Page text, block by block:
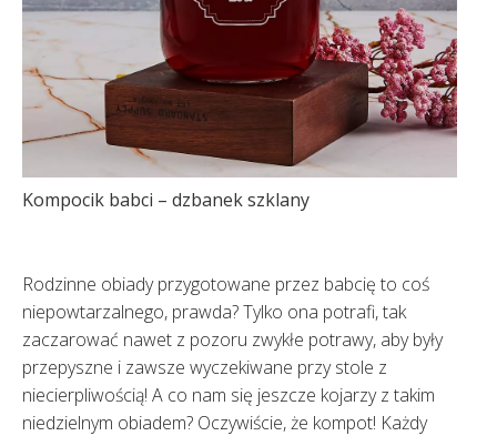
Kompocik babci – dzbanek szklany
Rodzinne obiady przygotowane przez babcię to coś
niepowtarzalnego, prawda? Tylko ona potrafi, tak
zaczarować nawet z pozoru zwykłe potrawy, aby były
przepyszne i zawsze wyczekiwane przy stole z
niecierpliwością! A co nam się jeszcze kojarzy z takim
niedzielnym obiadem? Oczywiście, że kompot! Każdy